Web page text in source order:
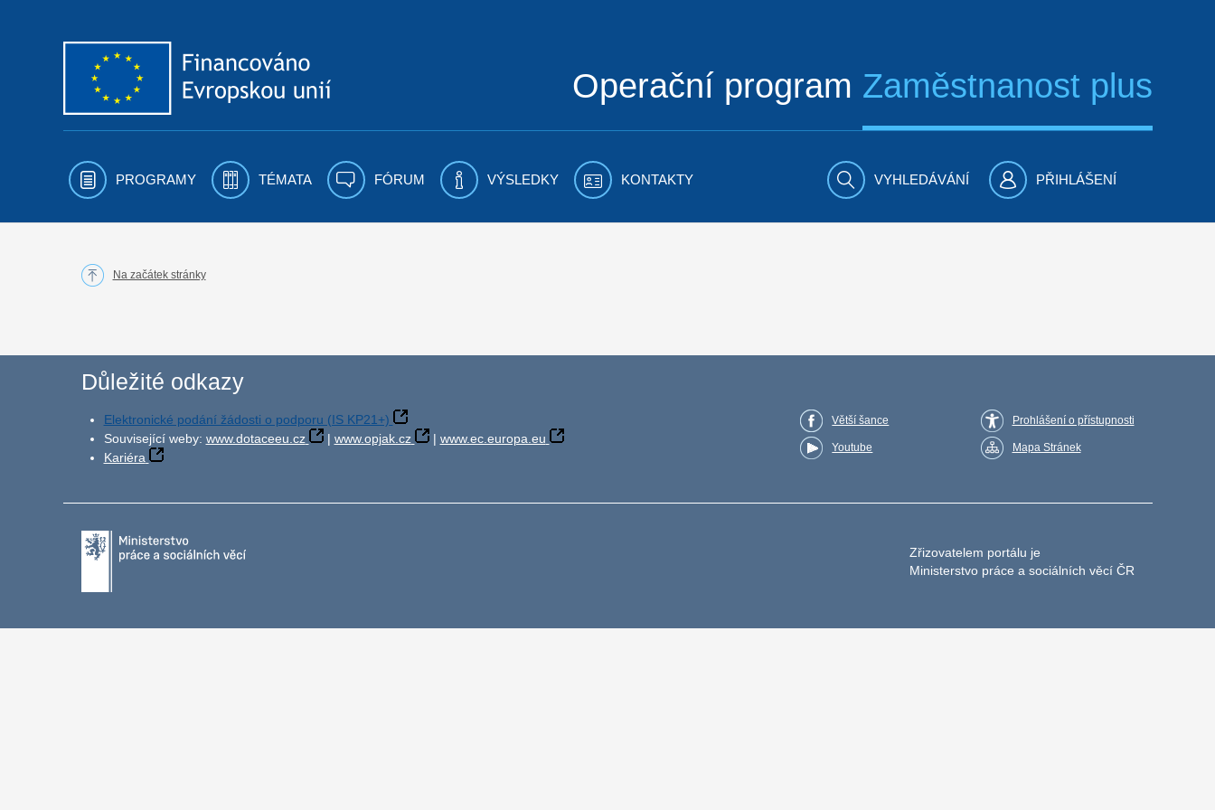
Operační program Zaměstnanost plus
PROGRAMY TÉMATA FÓRUM VÝSLEDKY KONTAKTY VYHLEDÁVÁNÍ PŘIHLÁŠENÍ
Na začátek stránky
Důležité odkazy
Elektronické podání žádosti o podporu (IS KP21+)
Související weby: www.dotaceeu.cz | www.opjak.cz | www.ec.europa.eu
Kariéra
Větší šance
Youtube
Prohlášení o přístupnosti
Mapa Stránek
Zřizovatelem portálu je
Ministerstvo práce a sociálních věcí ČR